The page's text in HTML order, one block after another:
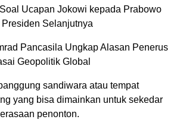
Ucapan Jokowi kepada Prabowo
Selanjutnya
Pancasila Ungkap Alasan Penerus
Geopolitik Global
sandiwara atau tempat
yang bisa dimainkan untuk sekedar
penonton.